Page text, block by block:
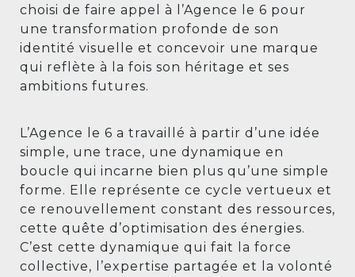
choisi de faire appel à l’Agence le 6 pour
une transformation profonde de son
identité visuelle et concevoir une marque
qui reflète à la fois son héritage et ses
ambitions futures.
L’Agence le 6 a travaillé à partir d’une idée
simple, une trace, une dynamique en
boucle qui incarne bien plus qu’une simple
forme. Elle représente ce cycle vertueux et
ce renouvellement constant des ressources,
cette quête d’optimisation des énergies.
C’est cette dynamique qui fait la force
collective, l’expertise partagée et la volonté